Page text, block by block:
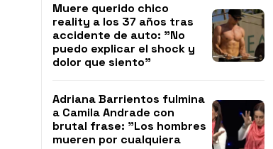
Muere querido chico
reality a los 37 años tras
accidente de auto: "No
puedo explicar el shock y
dolor que siento"
Adriana Barrientos fulmina
a Camila Andrade con
brutal frase: "Los hombres
mueren por cualquiera